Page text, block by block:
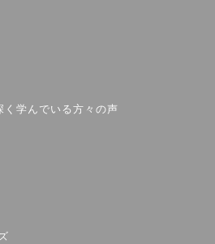
く学んでいる方々の声